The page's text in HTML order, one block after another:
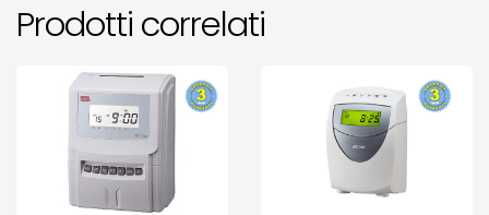
Prodotti correlati